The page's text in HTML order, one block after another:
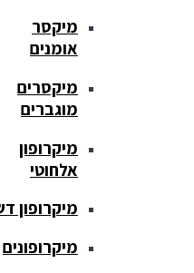
מיקסר
אומנים
מיקסרים
מוגברים
מיקרופון
אלחוטי
מיקרופון דש
מיקרופונים